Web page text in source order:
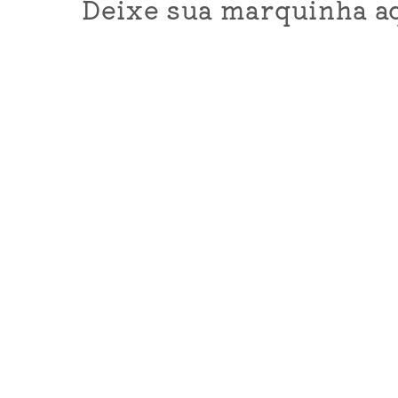
Deixe sua marquinha